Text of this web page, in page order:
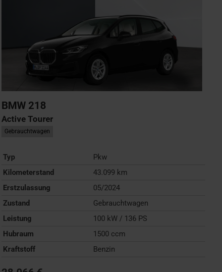
BMW 218
Active Tourer
Gebrauchtwagen
Typ
Pkw
Kilometerstand
43.099 km
Erstzulassung
05/2024
Zustand
Gebrauchtwagen
Leistung
100 kW / 136 PS
Hubraum
1500 ccm
Kraftstoff
Benzin